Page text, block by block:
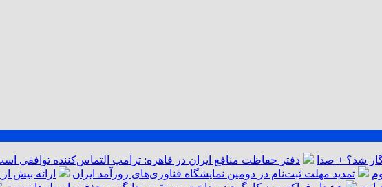
شد؟ + صدا دفتر حفاظت منافع ایران در قاهره: ترامپ التماس‌کننده توافقی
تمدید مهلت ثبت‌نام در دومین نمایشگاه فناوری‌های روزآمد ایران ارائه بیش از ۵۵ هزار خدمت امدادی به زائران اربعین توسط هلال‌احمر